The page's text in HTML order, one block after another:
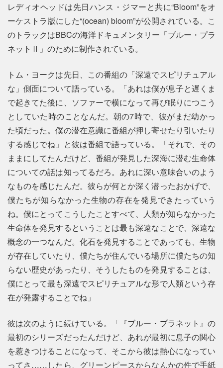
レディオヘッドは先日ハンス・ジマーと共に“Bloom”をオ
ーケストラ版にした“(ocean) bloom”が公開されている。こ
のトラックはBBCの海洋ドキュメンタリー「ブルー・プラ
ネットⅡ」のために制作されている。
トム・ヨークは先日、この番組の「深遠でスピリチュアル
な」側面について語っている。「あれは僕が息子と遅くま
で起きてた後に、ソファーで横になって再び眠りにつこう
としていた時のことなんだ。朝の7時で、彼がまだ幼かっ
た頃だった。僕の潜在意識に番組が押し寄せたり引いたり
する感じでね」と彼は番組で語っている。「それで、その
ままにしてたんだけど、番組が発見した深海に潜む生命体
についての話は知ってるだろ。あれに深い意味合いのよう
なものを感じたんだ。彼らが何とか深く潜ったおかげで、
僕たちが知らなかった生物の存在を発見できたっていう
ね。僕にとってこうしたことすべて、人類が知らなかった
生命体を発見するということは最も深遠なことで、深遠な
概念の一つなんだ。化石を発見することであっても、生物
が存在していたり、僕たちが住んでいる場所に僕たちの知
らない歴史があったり、そうしたものを発見することは、
僕にとって最も深遠でスピリチュアルな形で人類という存
在が発露することでね」
彼は次のように続けている。「『ブルー・プラネット』の
最初のシリーズだったんだけど、あれが最初に息子の関心
を惹きつけることになって、そこから彼は熱心になってい
ってさ……したら、グリーンピースからなんかの件で手紙